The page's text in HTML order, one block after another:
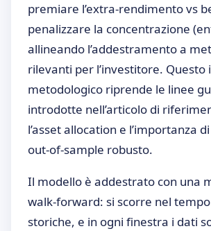
premiare l’extra-rendimento vs
penalizzare la concentrazione
allineando l’addestramento a
rilevanti per l’investitore. Questo
metodologico riprende le linee
introdotte nell’articolo di
l’asset allocation e l’importanza
out-of-sample robusto.
Il modello è addestrato con una
walk-forward: si scorre nel
storiche, e in ogni finestra i dati